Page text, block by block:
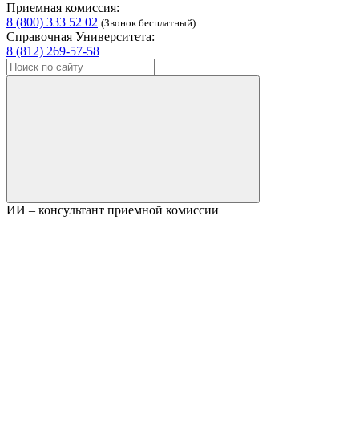
Приемная комиссия:
8 (800) 333 52 02 (Звонок бесплатный)
Справочная Университета:
8 (812) 269-57-58
ИИ – консультант приемной комиссии